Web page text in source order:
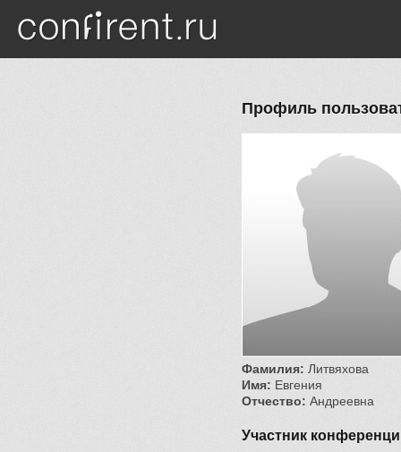
Перейти к основному содержанию
Профиль
Фамилия: Литвяхова
Имя: Евгения
Отчество: Андреевна
Участник